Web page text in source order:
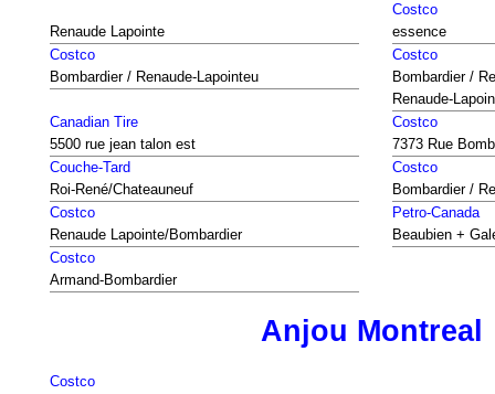
Renaude Lapointe
Costco
essence
Costco
Bombardier / Renaude-Lapointeu
Costco
Bombardier /
Renaude-
Canadian Tire
5500 rue jean talon est
Costco
7373 Rue
Couche-Tard
Roi-René/Chateauneuf
Costco
Bombardier /
Costco
Renaude Lapointe/Bombardier
Petro-Canada
Beaubien +
Costco
Armand-Bombardier
Anjou Montreal
Costco